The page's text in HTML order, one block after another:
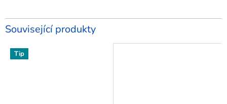
Související produkty
Tip